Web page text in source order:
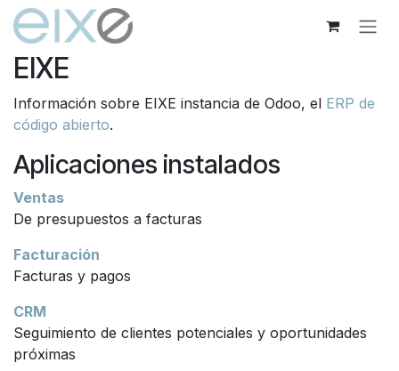
Ir al contenido
EIXE
Información sobre EIXE instancia de Odoo, el ERP de
código abierto.
Aplicaciones instalados
Ventas
De presupuestos a facturas
Facturación
Facturas y pagos
CRM
Seguimiento de clientes potenciales y oportunidades
próximas